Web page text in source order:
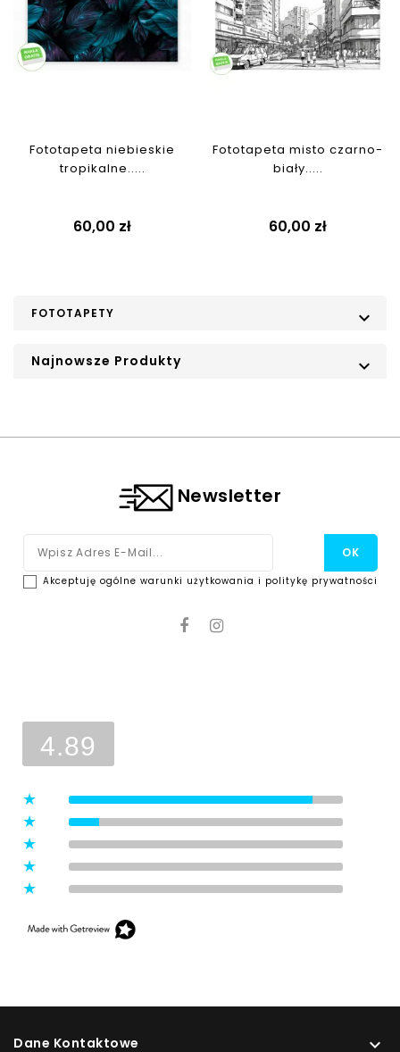
Fototapeta niebieskie
tropikalne.....
Cena
60,00 zł
Fototapeta misto czarno-
biały.....
Cena
60,00 zł
FOTOTAPETY 
Najnowsze Produkty 
Newsletter
Akceptuję ogólne warunki użytkowania i politykę prywatności
4.89
Dane Kontaktowe 